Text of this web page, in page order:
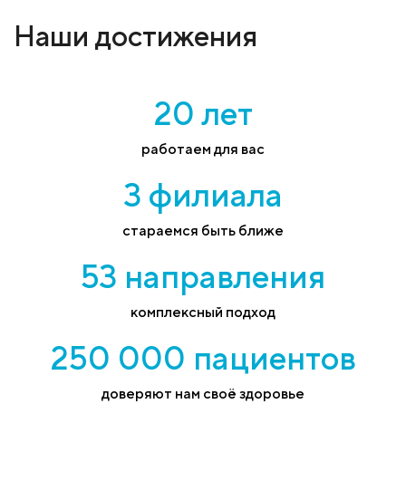
Наши достижения
20 лет
работаем для вас
3 филиала
стараемся быть ближе
53 направления
комплексный подход
250 000 пациентов
доверяют нам своё здоровье